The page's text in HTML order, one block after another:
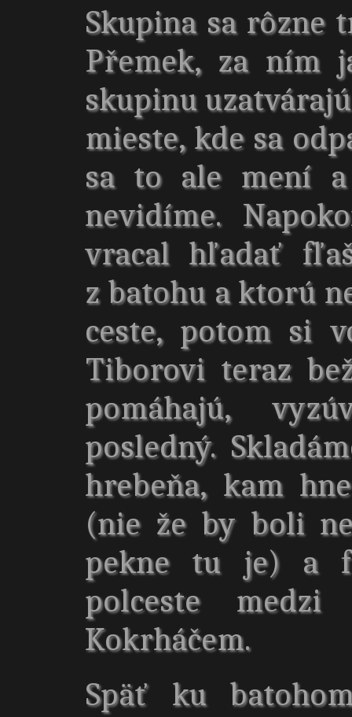
Skupina sa rôzne
Přemek, za ním
skupinu
mieste, kde sa
sa to ale mení
nevidíme.
vracal hľadať
z batohu a ktorú
ceste, potom si
Tiborovi teraz
pomáhajú,
posledný.
hrebeňa, kam
(nie že by boli
pekne tu je) a
polceste medzi
Kokrháčem.
Späť ku